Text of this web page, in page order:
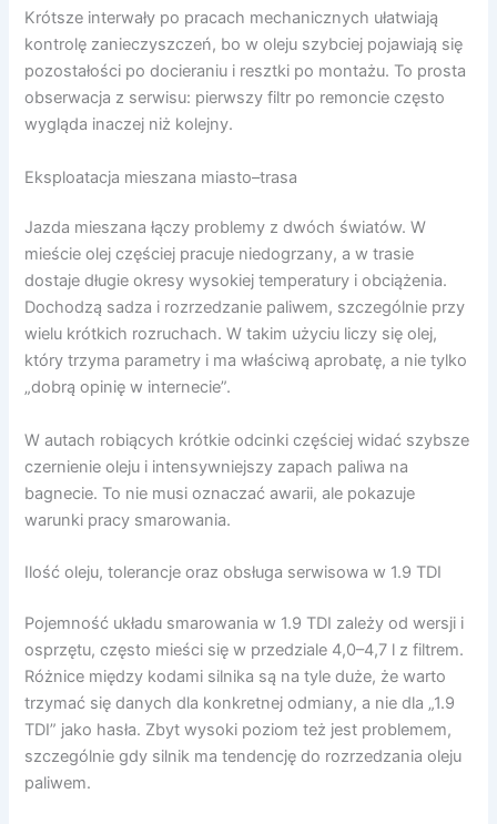
Krótsze interwały po pracach mechanicznych ułatwiają
kontrolę zanieczyszczeń, bo w oleju szybciej pojawiają się
pozostałości po docieraniu i resztki po montażu. To prosta
obserwacja z serwisu: pierwszy filtr po remoncie często
wygląda inaczej niż kolejny.
Eksploatacja mieszana miasto–trasa
Jazda mieszana łączy problemy z dwóch światów. W
mieście olej częściej pracuje niedogrzany, a w trasie
dostaje długie okresy wysokiej temperatury i obciążenia.
Dochodzą sadza i rozrzedzanie paliwem, szczególnie przy
wielu krótkich rozruchach. W takim użyciu liczy się olej,
który trzyma parametry i ma właściwą aprobatę, a nie tylko
„dobrą opinię w internecie”.
W autach robiących krótkie odcinki częściej widać szybsze
czernienie oleju i intensywniejszy zapach paliwa na
bagnecie. To nie musi oznaczać awarii, ale pokazuje
warunki pracy smarowania.
Ilość oleju, tolerancje oraz obsługa serwisowa w 1.9 TDI
Pojemność układu smarowania w 1.9 TDI zależy od wersji i
osprzętu, często mieści się w przedziale 4,0–4,7 l z filtrem.
Różnice między kodami silnika są na tyle duże, że warto
trzymać się danych dla konkretnej odmiany, a nie dla „1.9
TDI” jako hasła. Zbyt wysoki poziom też jest problemem,
szczególnie gdy silnik ma tendencję do rozrzedzania oleju
paliwem.